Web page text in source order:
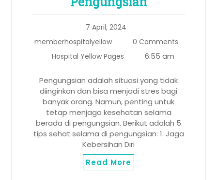
7 April, 2024
memberhospitalyellow
0 Comments
Hospital Yellow Pages
6:55 am
Pengungsian adalah situasi yang tidak
diinginkan dan bisa menjadi stres bagi
banyak orang. Namun, penting untuk
tetap menjaga kesehatan selama
berada di pengungsian. Berikut adalah 5
tips sehat selama di pengungsian: 1. Jaga
Kebersihan Diri
Read More